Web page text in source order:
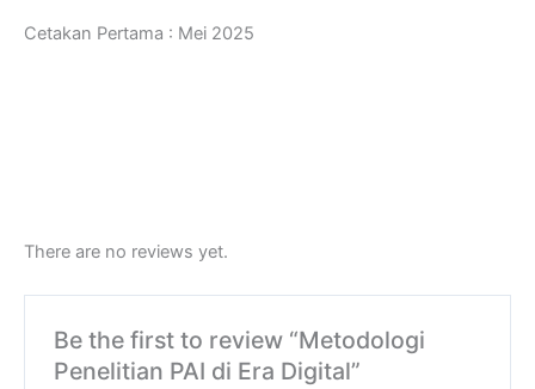
Cetakan Pertama : Mei 2025
There are no reviews yet.
Be the first to review “Metodologi
Penelitian PAI di Era Digital”